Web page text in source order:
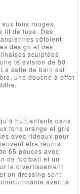
tons rouges,
lit de luxe. Des
côtoient
design et des
sculptées
télévision de 50
salle de bain est
une douche à effet
huit enfants dans
tons orange et gris
avec rideaux pour
être réunis
65 pouces avec
de football et un
le divertissement
un dressing sont
avec la